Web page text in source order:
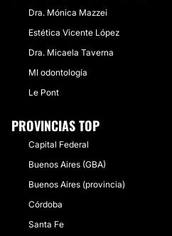
Dra. Mónica Mazzei
Estética Vicente López
Dra. Micaela Taverna
MI odontología
Le Pont
PROVINCIAS TOP
Capital Federal
Buenos Aires (GBA)
Buenos Aires (provincia)
Córdoba
Santa Fe